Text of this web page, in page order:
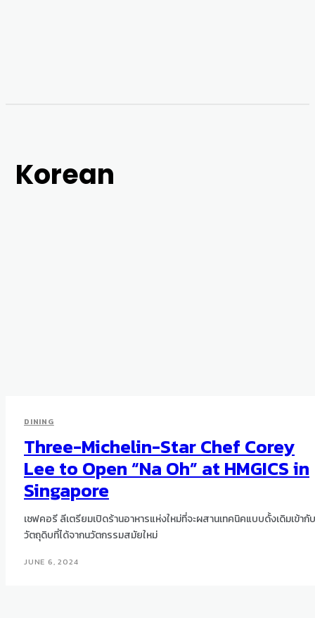
Korean
DINING
Three-Michelin-Star Chef Corey
Lee to Open “Na Oh” at HMGICS in
Singapore
เชฟคอรี ลีเตรียมเปิดร้านอาหารแห่งใหม่ที่จะผสานเทคนิคแบบดั้งเดิมเข้ากับ
วัตถุดิบที่ได้จากนวัตกรรมสมัยใหม่
JUNE 6, 2024